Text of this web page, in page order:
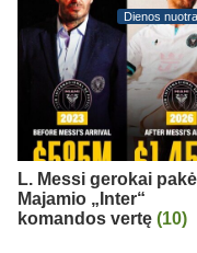
Dienos
L. Messi gerokai
Majamio „Inter“
komandos vertę (10)